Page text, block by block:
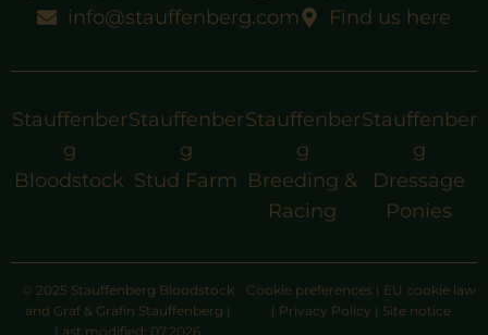
info@stauffenberg.com
Find us here
Stauffenber
g
Bloodstock
Stauffenber
g
Stud Farm
Stauffenber
g
Breeding &
Racing
Stauffenber
g
Dressage
Ponies
© 2025 Stauffenberg Bloodstock
and Graf & Gräfin Stauffenberg |
Last modified: 07.2026
Cookie preferences | EU cookie law
| Privacy Policy | Site notice